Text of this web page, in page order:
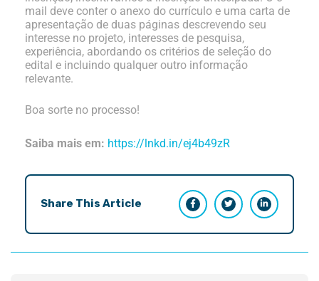
mail deve conter o anexo do currículo e uma carta de
apresentação de duas páginas descrevendo seu
interesse no projeto, interesses de pesquisa,
experiência, abordando os critérios de seleção do
edital e incluindo qualquer outro informação
relevante.
Boa sorte no processo!
Saiba mais em: https://lnkd.in/ej4b49zR
Share This Article